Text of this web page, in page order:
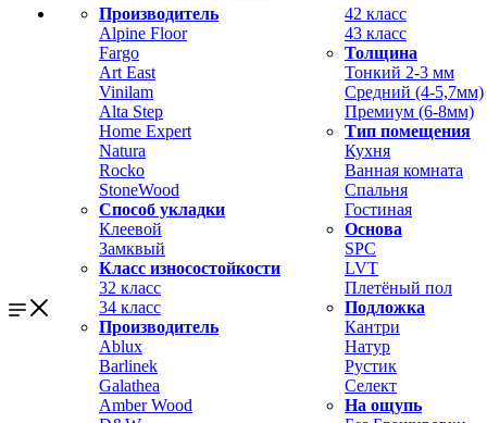
Производитель
Alpine Floor
Fargo
Art East
Vinilam
Alta Step
Home Expert
Natura
Rocko
StoneWood
Способ укладки
Клеевой
Замквый
Класс износостойкости
32 класс
34 класс
42 класс
43 класс
Толщина
Тонкий 2-3 мм
Средний (4-5,7мм)
Премиум (6-8мм)
Тип помещения
Кухня
Ванная комната
Спальня
Гостиная
Основа
SPC
LVT
Плетёный пол
Подложка
Производитель
Ablux
Barlinek
Galathea
Amber Wood
Кантри
Натур
Рустик
Селект
На ощупь